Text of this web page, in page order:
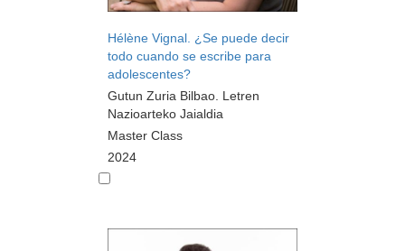
Hélène Vignal. ¿Se puede decir
todo cuando se escribe para
adolescentes?
Gutun Zuria Bilbao. Letren
Nazioarteko Jaialdia
Master Class
2024